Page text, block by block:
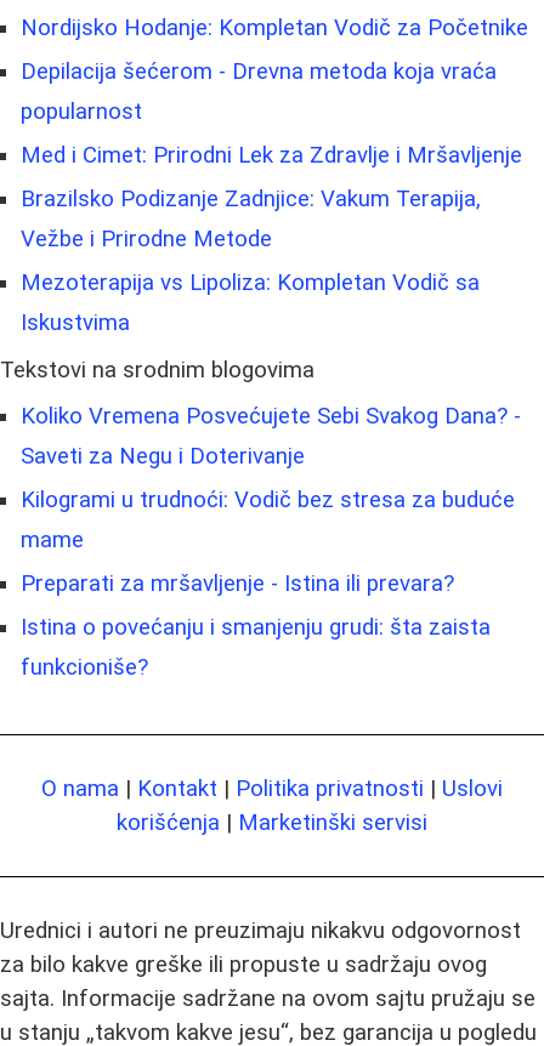
Nordijsko Hodanje: Kompletan Vodič za Početnike
Depilacija šećerom - Drevna metoda koja vraća
popularnost
Med i Cimet: Prirodni Lek za Zdravlje i Mršavljenje
Brazilsko Podizanje Zadnjice: Vakum Terapija,
Vežbe i Prirodne Metode
Mezoterapija vs Lipoliza: Kompletan Vodič sa
Iskustvima
Tekstovi na srodnim blogovima
Koliko Vremena Posvećujete Sebi Svakog Dana? -
Saveti za Negu i Doterivanje
Kilogrami u trudnoći: Vodič bez stresa za buduće
mame
Preparati za mršavljenje - Istina ili prevara?
Istina o povećanju i smanjenju grudi: šta zaista
funkcioniše?
O nama | Kontakt | Politika privatnosti | Uslovi
korišćenja | Marketinški servisi
Urednici i autori ne preuzimaju nikakvu odgovornost
za bilo kakve greške ili propuste u sadržaju ovog
sajta. Informacije sadržane na ovom sajtu pružaju se
u stanju „takvom kakve jesu“, bez garancija u pogledu